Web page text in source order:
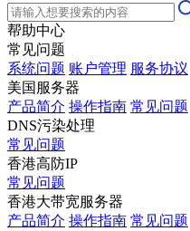
帮助中心
常见问题
系统问题 账户管理 服务协议
美国服务器
产品简介 操作指南 常见问题
DNS污染处理
常见问题
香港高防IP
常见问题
香港大带宽服务器
产品简介 操作指南 常见问题